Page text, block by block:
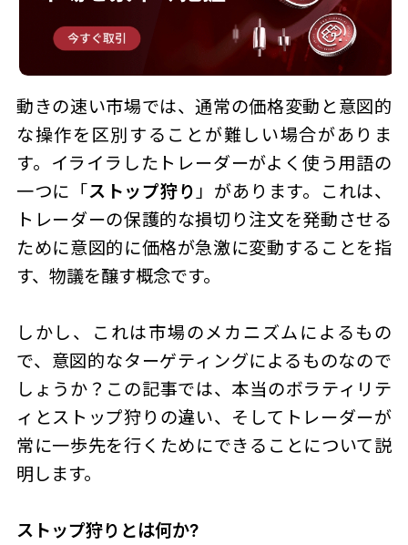
動きの速い市場では、通常の価格変動と意図的
な操作を区別することが難しい場合がありま
す。イライラしたトレーダーがよく使う用語の
一つに「ストップ狩り」があります。これは、
トレーダーの保護的な損切り注文を発動させる
ために意図的に価格が急激に変動することを指
す、物議を醸す概念です。
しかし、これは市場のメカニズムによるもの
で、意図的なターゲティングによるものなので
しょうか？この記事では、本当のボラティリテ
ィとストップ狩り の違い、そしてトレーダーが
常に一歩先を行くためにできることについて説
明します。
ストップ狩り とは何か?